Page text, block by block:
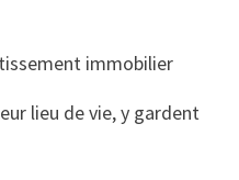
immobilier
lieu de vie, y gardent